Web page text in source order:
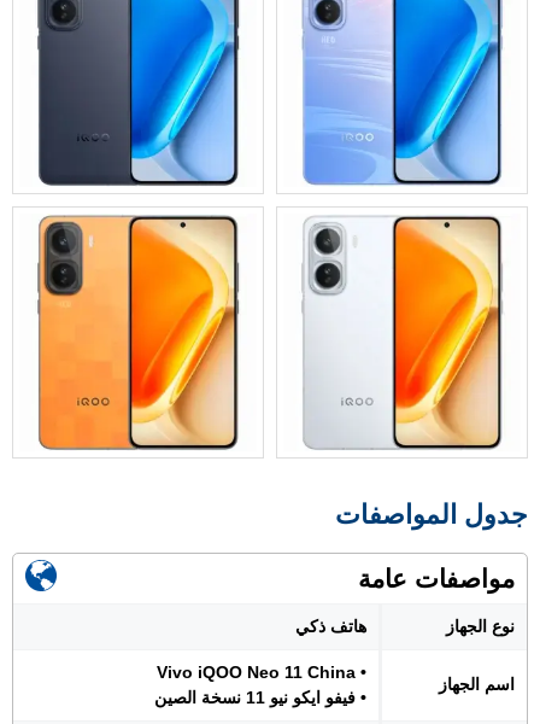
جدول المواصفات
مواصفات عامة
نوع الجهاز هاتف ذكي
اسم الجهاز
• Vivo iQOO Neo 11 China
• فيفو ايكو نيو 11 نسخة الصين